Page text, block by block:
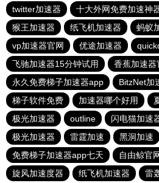
twitter加速器
十大外网免费加速神
猴王加速器
纸飞机加速器
蚂蚁
vp加速器官网
优途加速器
飞驰加速器15分钟试用
香蕉加速器
永久免费梯子加速器app
BitzNet加
梯子软件免费
加速器哪个好用
极光加速器
outline 闪电猫加速
极光加速器
雷霆加速
黑洞加速
免费梯子加速器app七天
自由鲸官
旋风加速度器
纸飞机加速器 雷